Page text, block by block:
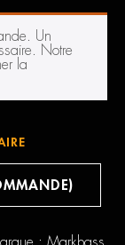
Un
Notre
la